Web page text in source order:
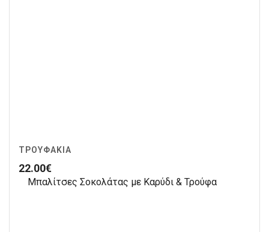
ΤΡΟΥΦΆΚΙΑ
22.00€
Μπαλίτσες Σοκολάτας με Καρύδι & Τρούφα